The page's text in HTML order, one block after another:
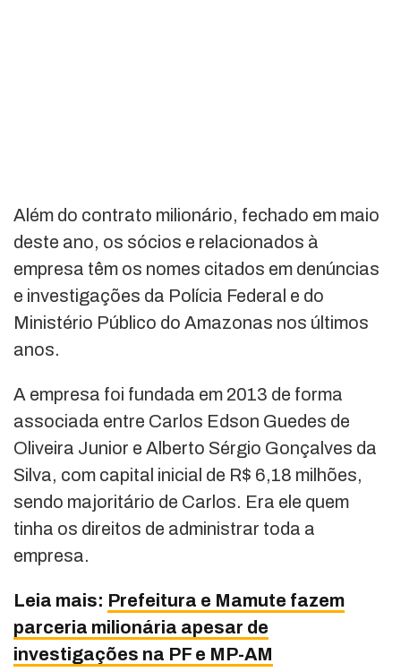
Além do contrato milionário, fechado em maio
deste ano, os sócios e relacionados à
empresa têm os nomes citados em denúncias
e investigações da Polícia Federal e do
Ministério Público do Amazonas nos últimos
anos.
A empresa foi fundada em 2013 de forma
associada entre Carlos Edson Guedes de
Oliveira Junior e Alberto Sérgio Gonçalves da
Silva, com capital inicial de R$ 6,18 milhões,
sendo majoritário de Carlos. Era ele quem
tinha os direitos de administrar toda a
empresa.
Leia mais: Prefeitura e Mamute fazem
parceria milionária apesar de
investigações na PF e MP-AM